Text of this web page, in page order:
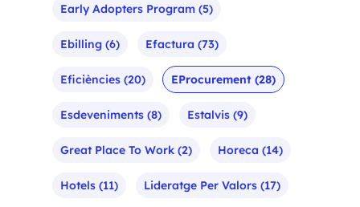
Early Adopters Program (5)
Ebilling (6) Efactura (73)
Eficiències (20) EProcurement (28)
Esdeveniments (8) Estalvis (9)
Great Place To Work (2) Horeca (14)
Hotels (11) Lideratge Per Valors (17)